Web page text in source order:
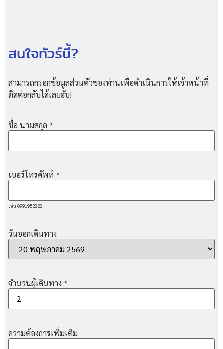
สนใจทัวร์นี้?
สามารถกรอกข้อมูลส่วนตัวของท่านเพื่อดำเนินการให้เจ้าหน้าที่
ติดต่อกลับได้เลยฮับ!
ชื่อ นามสกุล *
เบอร์โทรศัพท์ *
เช่น 0991952828
วันออกเดินทาง
จำนวนผู้เดินทาง *
ความต้องการเพิ่มเติม